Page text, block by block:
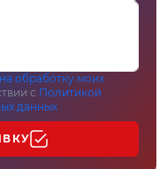
обработку моих
с Политикой
данных